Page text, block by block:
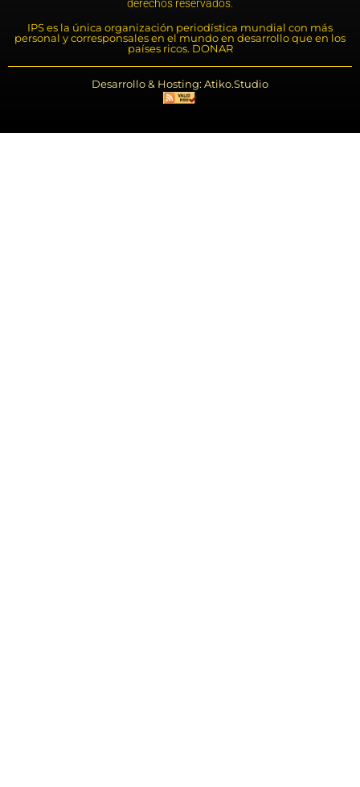
derechos reservados.
IPS es la única organización periodística mundial con más
personal y corresponsales en el mundo en desarrollo que en los
países ricos. DONAR
Desarrollo & Hosting: Atiko.Studio